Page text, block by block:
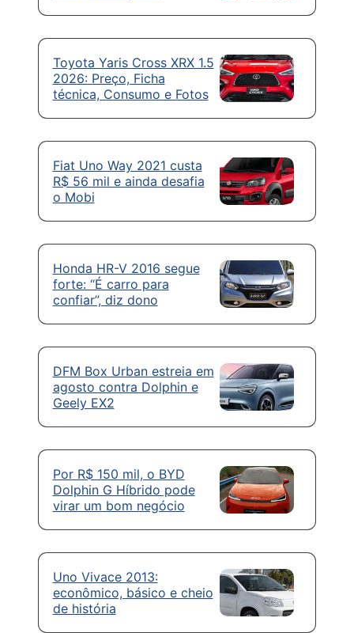
Toyota Yaris Cross XRX 1.5
2026: Preço, Ficha
técnica, Consumo e Fotos
Fiat Uno Way 2021 custa
R$ 56 mil e ainda desafia
o Mobi
Honda HR-V 2016 segue
forte: “É carro para
confiar”, diz dono
DFM Box Urban estreia em
agosto contra Dolphin e
Geely EX2
Por R$ 150 mil, o BYD
Dolphin G Híbrido pode
virar um bom negócio
Uno Vivace 2013:
econômico, básico e cheio
de história